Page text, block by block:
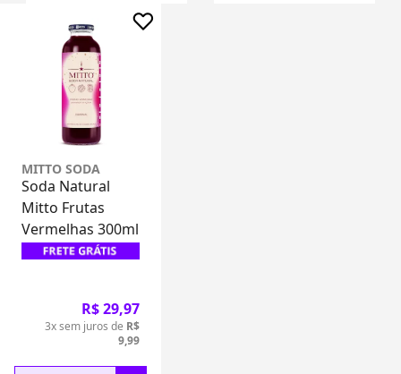
MITTO SODA
Soda Natural
Mitto Frutas
Vermelhas 300ml
R$ 29,97
3x sem juros de R$
9,99